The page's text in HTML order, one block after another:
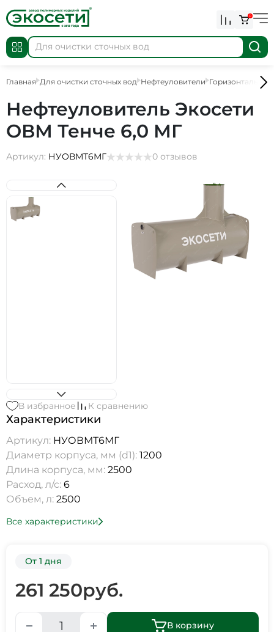
0
Главная Для очистки сточных вод Нефтеуловители
Нефтеуловитель Экосети
ОВМ Тенче 6,0 МГ
Артикул: НУОВМТ6МГ 0 отзывов
В избранное К сравнению
Характеристики
Артикул: НУОВМТ6МГ
Диаметр корпуса, мм (d1): 1200
Длина корпуса, мм: 2500
Расход, л/с: 6
Объем, л: 2500
Все характеристики
От 1 дня
261 250руб.
В корзину